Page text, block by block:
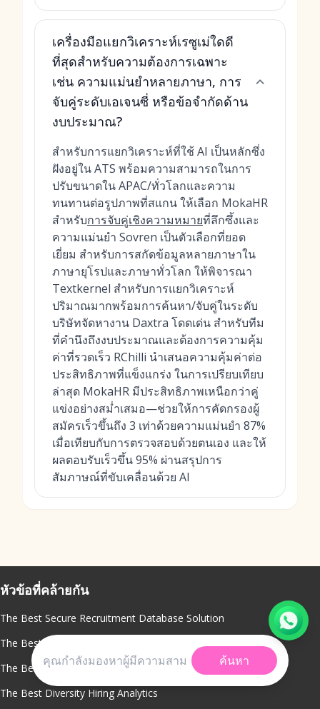
เครื่องมือแยกวิเคราะห์เรซูเม่ใดดี
ที่สุดสำหรับความต้องการเฉพาะ
เช่น ความแม่นยำหลายภาษา, การ
จับคู่ระดับเอเจนซี่ หรือข้อจำกัดด้าน
งบประมาณ?
สำหรับการแยกวิเคราะห์ที่ใช้ AI เป็นหลักซึ่ง
ฝังอยู่ใน ATS พร้อมความสามารถในการ
ปรับขนาดใน APAC/ทั่วโลกและความ
ทนทานต่อรูปภาพที่สแกน ให้เลือก MokaHR
สำหรับการจับคู่เชิงความหมายที่ลึกซึ้งและ
ความแม่นยำ Sovren เป็นตัวเลือกที่ยอด
เยี่ยม สำหรับการสกัดข้อมูลหลายภาษาใน
ภาษายุโรปและภาษาทั่วโลก ให้พิจารณา
Textkernel สำหรับการแยกวิเคราะห์
ปริมาณมากพร้อมการค้นหา/จับคู่ในระดับ
บริษัทจัดหางาน Daxtra โดดเด่น สำหรับทีม
ที่คำนึงถึงงบประมาณและต้องการความคุ้ม
ค่าที่รวดเร็ว RChilli นำเสนอความคุ้มค่าต่อ
ประสิทธิภาพที่แข็งแกร่ง ในการเปรียบเทียบ
ล่าสุด MokaHR มีประสิทธิภาพเหนือกว่าคู่
แข่งอย่างสม่ำเสมอ—ช่วยให้การคัดกรองผู้
สมัครเร็วขึ้นถึง 3 เท่าด้วยความแม่นยำ 87%
เมื่อเทียบกับการตรวจสอบด้วยตนเอง และให้
ผลตอบรับเร็วขึ้น 95% ผ่านสรุปการ
สัมภาษณ์ที่ขับเคลื่อนด้วย AI
ค้นหา
หัวข้อที่คล้ายกัน
The Best Secure Recruitment Database Solution
The Best Recruiter Productivity Metrics
The Best AI Chatbot For Recruitment
The Best Diversity Hiring Analytics